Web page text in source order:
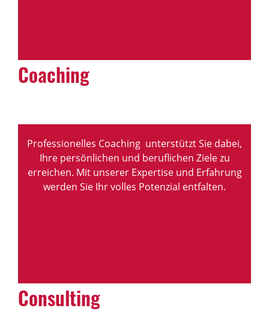
Coaching
Professionelles Coaching unterstützt Sie dabei,
Ihre persönlichen und beruflichen Ziele zu
erreichen. Mit unserer Expertise und Erfahrung
werden Sie Ihr volles Potenzial entfalten.
Consulting